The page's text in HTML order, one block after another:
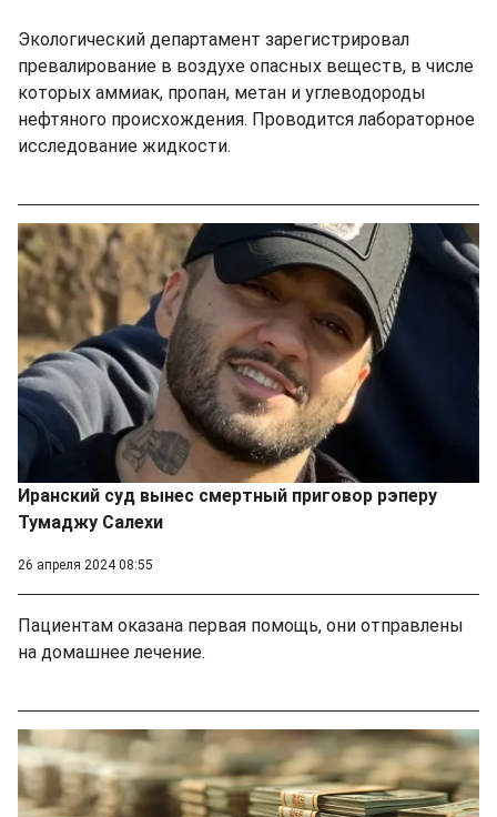
Экологический департамент зарегистрировал
превалирование в воздухе опасных веществ, в числе
которых аммиак, пропан, метан и углеводороды
нефтяного происхождения. Проводится лабораторное
исследование жидкости.
Иранский суд вынес смертный приговор рэперу
Тумаджу Салехи
26 апреля 2024 08:55
Пациентам оказана первая помощь, они отправлены
на домашнее лечение.